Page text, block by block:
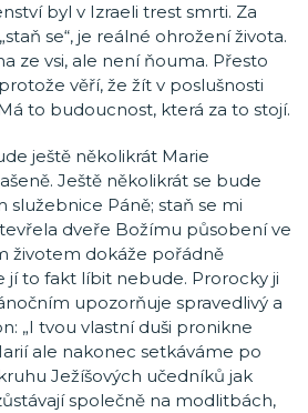
byl v Izraeli trest smrti. Za
se“, je reálné ohrožení života.
ze vsi, ale není ňouma. Přesto
věří, že žít v poslušnosti
to budoucnost, která za to stojí.
ještě několikrát Marie
Ještě několikrát se bude
služebnice Páně; staň se mi
dveře Božímu působení ve
životem dokáže pořádně
jí to fakt líbit nebude. Prorocky ji
upozorňuje spravedlivý a
„I tvou vlastní duši pronikne
ale nakonec setkáváme po
Ježíšových učedníků jak
společně na modlitbách,